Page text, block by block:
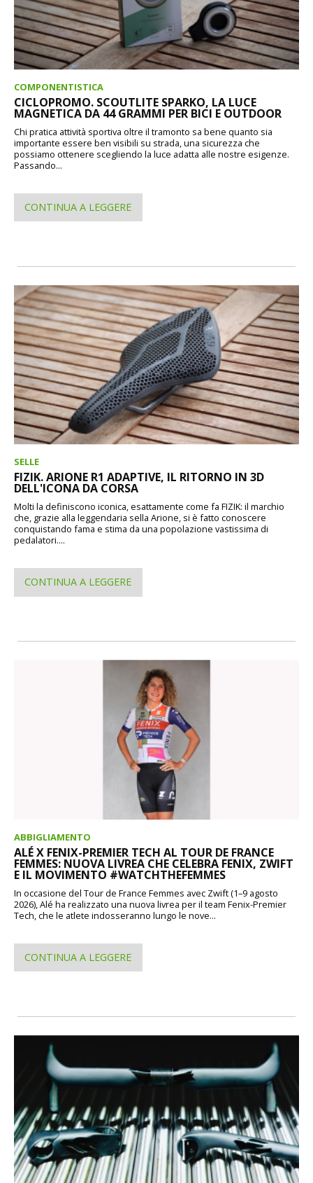
COMPONENTISTICA
CICLOPROMO. SCOUTLITE SPARKO, LA LUCE
MAGNETICA DA 44 GRAMMI PER BICI E OUTDOOR
Chi pratica attività sportiva oltre il tramonto sa bene quanto sia
importante essere ben visibili su strada, una sicurezza che
possiamo ottenere scegliendo la luce adatta alle nostre esigenze.
Passando...
CONTINUA A LEGGERE
SELLE
FIZIK. ARIONE R1 ADAPTIVE, IL RITORNO IN 3D
DELL'ICONA DA CORSA
Molti la definiscono iconica, esattamente come fa FIZIK: il marchio
che, grazie alla leggendaria sella Arione, si è fatto conoscere
conquistando fama e stima da una popolazione vastissima di
pedalatori....
CONTINUA A LEGGERE
ABBIGLIAMENTO
ALÉ X FENIX-PREMIER TECH AL TOUR DE FRANCE
FEMMES: NUOVA LIVREA CHE CELEBRA FENIX, ZWIFT
E IL MOVIMENTO #WATCHTHEFEMMES
In occasione del Tour de France Femmes avec Zwift (1–9 agosto
2026), Alé ha realizzato una nuova livrea per il team Fenix-Premier
Tech, che le atlete indosseranno lungo le nove...
CONTINUA A LEGGERE